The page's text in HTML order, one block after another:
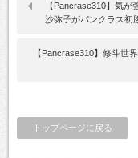
【Pancrase310】気
沙弥子がパンクラス初
【Pancrase310】修斗世
トップページに戻る